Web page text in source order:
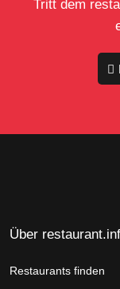
Tritt dem
Über
Restaurants finden